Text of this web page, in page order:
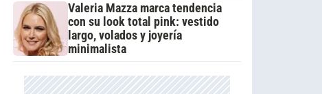
Valeria Mazza marca tendencia
con su look total pink: vestido
largo, volados y joyería
minimalista